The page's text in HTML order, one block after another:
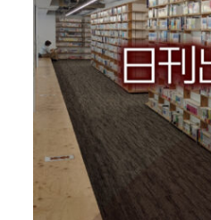
日刊出版ニュー
[ 2026年7月30日 ]
[ 2026年7月30日 ]
刊出版ニュースま
[ 2026年7月29日 ]
とめ 2026.07.29
[ 2026年8月6日 ]